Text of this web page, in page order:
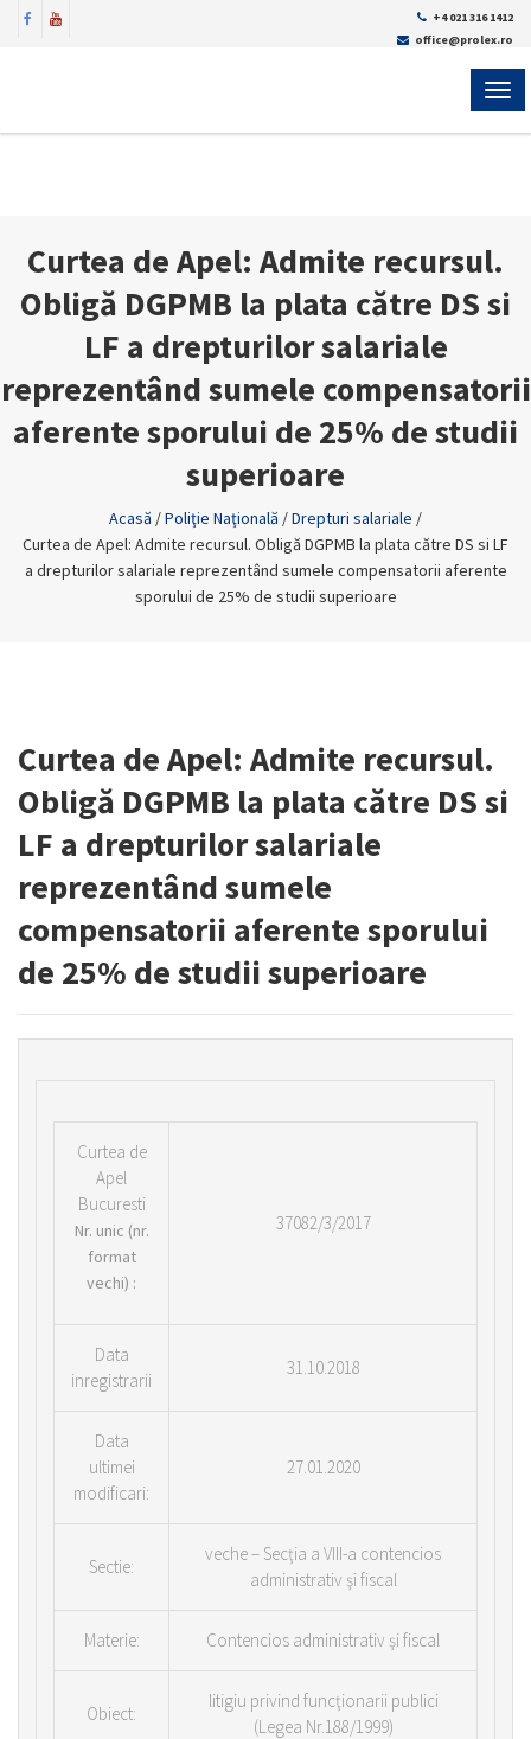
+4 021 316 1412
office@prolex.ro
Curtea de Apel: Admite recursul.
Obligă DGPMB la plata către DS si
LF a drepturilor salariale
reprezentând sumele compensatorii
aferente sporului de 25% de studii
superioare
Acasă /Poliţie Naţională /Drepturi salariale /
Curtea de Apel: Admite recursul. Obligă DGPMB la plata către DS si LF
a drepturilor salariale reprezentând sumele compensatorii aferente
sporului de 25% de studii superioare
Curtea de Apel: Admite recursul.
Obligă DGPMB la plata către DS si
LF a drepturilor salariale
reprezentând sumele
compensatorii aferente sporului
de 25% de studii superioare
Curtea de
Apel
Bucuresti
Nr. unic (nr.
format
vechi) :
37082/3/2017
Data
inregistrarii
31.10.2018
Data
ultimei
modificari:
27.01.2020
Sectie:
veche – Secţia a VIII-a contencios
administrativ şi fiscal
Materie: Contencios administrativ şi fiscal
Obiect:
litigiu privind funcţionarii publici
(Legea Nr.188/1999)